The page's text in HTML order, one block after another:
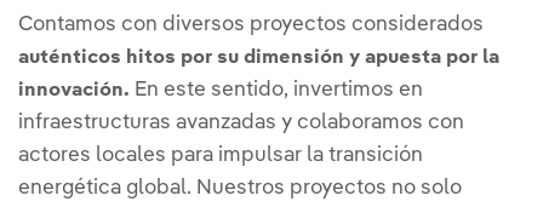
Contamos con diversos proyectos considerados
auténticos hitos por su dimensión y apuesta por la
innovación. En este sentido, invertimos en
infraestructuras avanzadas y colaboramos con
actores locales para impulsar la transición
energética global. Nuestros proyectos no solo